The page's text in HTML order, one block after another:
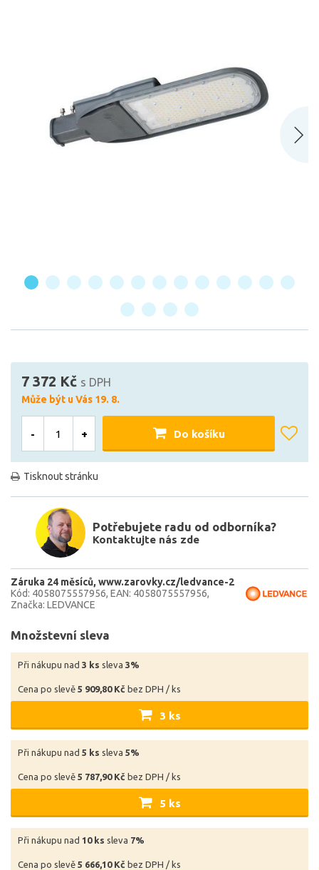
7 372 Kč s DPH
Může být u Vás 19. 8.
- + Do košíku
Tisknout stránku
Potřebujete radu od odborníka?
Kontaktujte nás zde
Záruka 24 měsíců www.zarovky.cz/ledvance-2
Kód: 4058075557956 EAN: 4058075557956
Značka: LEDVANCE
Množstevní sleva
Při nákupu nad 3 ks sleva 3%
Cena po slevě 5 909,80 Kč bez DPH / ks
3 ks
Při nákupu nad 5 ks sleva 5%
Cena po slevě 5 787,90 Kč bez DPH / ks
5 ks
Při nákupu nad 10 ks sleva 7%
Cena po slevě 5 666,10 Kč bez DPH / ks